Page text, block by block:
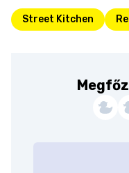
Street Kitchen